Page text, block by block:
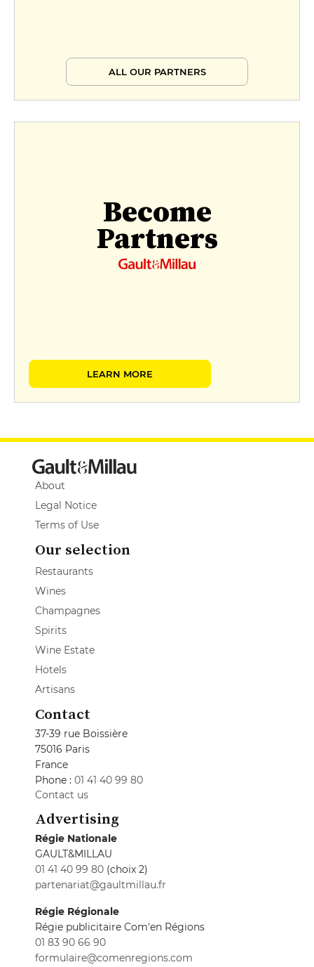
ALL OUR PARTNERS
Become
Partners
LEARN MORE
About
Legal Notice
Terms of Use
Our selection
Restaurants
Wines
Champagnes
Spirits
Wine Estate
Hotels
Artisans
Contact
37-39 rue Boissière
75016 Paris
France
Phone : 01 41 40 99 80
Contact us
Advertising
Régie Nationale
GAULT&MILLAU
01 41 40 99 80 (choix 2)
partenariat@gaultmillau.fr
Régie Régionale
Régie publicitaire Com'en Régions
01 83 90 66 90
formulaire@comenregions.com